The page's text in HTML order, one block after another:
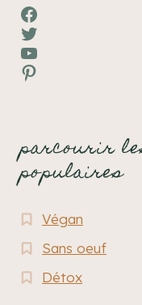
Facebook
Twitter
YouTube
Pinterest
parcourir
populaires
Végan
Sans oeuf
Détox